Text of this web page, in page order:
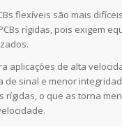
flexíveis são mais
rígidas, pois exigem
aplicações de alta
de sinal e menor
rígidas, o que as torna